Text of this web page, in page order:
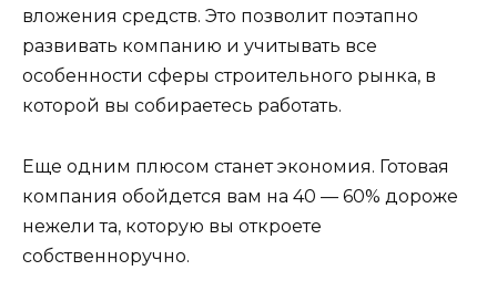
вложения средств. Это позволит поэтапно
развивать компанию и учитывать все
особенности сферы строительного рынка, в
которой вы собираетесь работать.
Еще одним плюсом станет экономия. Готовая
компания обойдется вам на 40 — 60% дороже
нежели та, которую вы откроете
собственноручно.